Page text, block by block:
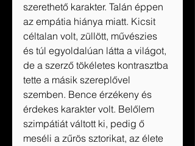
szerethető karakter. Talán éppen
az empátia hiánya miatt. Kicsit
céltalan volt, züllött, művészies
és túl egyoldalúan látta a világot,
de a szerző tökéletes kontrasztba
tette a másik szereplővel
szemben. Bence érzékeny és
érdekes karakter volt. Belőlem
szimpátiát váltott ki, pedig ő
meséli a zűrös sztorikat, az élete